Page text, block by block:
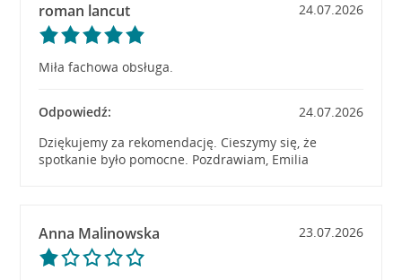
roman lancut 24.07.2026
Miła fachowa obsługa.
Odpowiedź:
24.07.2026
Dziękujemy za rekomendację. Cieszymy się, że
spotkanie było pomocne. Pozdrawiam, Emilia
Anna Malinowska 23.07.2026